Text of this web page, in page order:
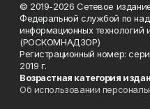
© 2019-2026 Сетевое
Федеральной службой по
информационных
(РОСКОМНАДЗОР)
Регистрационный номер:
2019 г.
Возрастная категория
Об использовании